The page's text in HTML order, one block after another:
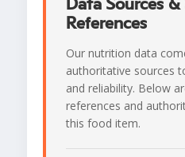
Data Sources
References
Our nutrition data
authoritative sources
and reliability. Below
references and
this food item.